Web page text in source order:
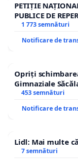
PETIȚIE
PUBLICE DE
1 773 semnături
Notificare de
Opriți
Gimnaziale
453 semnături
Notificare de
Lidl: Mai multe
7 semnături